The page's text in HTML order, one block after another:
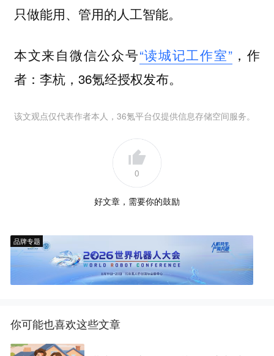
只做能用、管用的人工智能。
本文来自微信公众号“读城记工作室”，作
者：李杭，36氪经授权发布。
该文观点仅代表作者本人，36氪平台仅提供信息存储空间服务。
0
好文章，需要你的鼓励
品牌专题
你可能也喜欢这些文章